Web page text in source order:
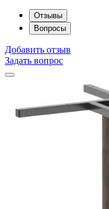
Отзывы
Вопросы
Добавить отзыв
Задать вопрос